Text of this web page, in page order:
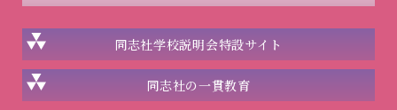
同志社学校説明会特設サイト
同志社の一貫教育